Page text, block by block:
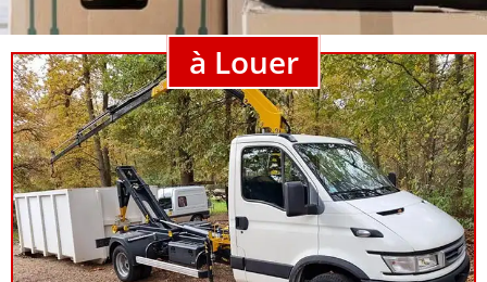
à Louer